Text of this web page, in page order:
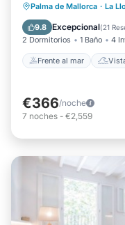
Palma de Mallorca · La
9.8 Excepcional(21
2 Dormitorios 1 Baño 4
Frente al mar
Frente al mar
Balcón/
€366/noche
7 noches - €2,559